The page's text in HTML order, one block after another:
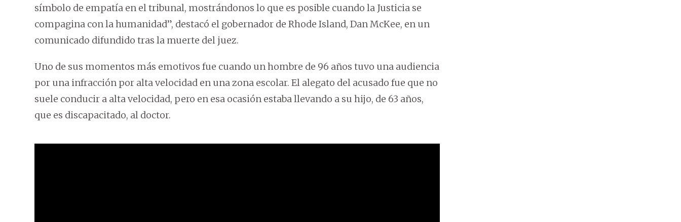
símbolo de empatía en el tribunal, mostrándonos lo que es posible cuando la Justicia se
compagina con la humanidad”, destacó el gobernador de Rhode Island, Dan McKee, en un
comunicado difundido tras la muerte del juez.
Uno de sus momentos más emotivos fue cuando un hombre de 96 años tuvo una audiencia
por una infracción por alta velocidad en una zona escolar. El alegato del acusado fue que no
suele conducir a alta velocidad, pero en esa ocasión estaba llevando a su hijo, de 63 años,
que es discapacitado, al doctor.